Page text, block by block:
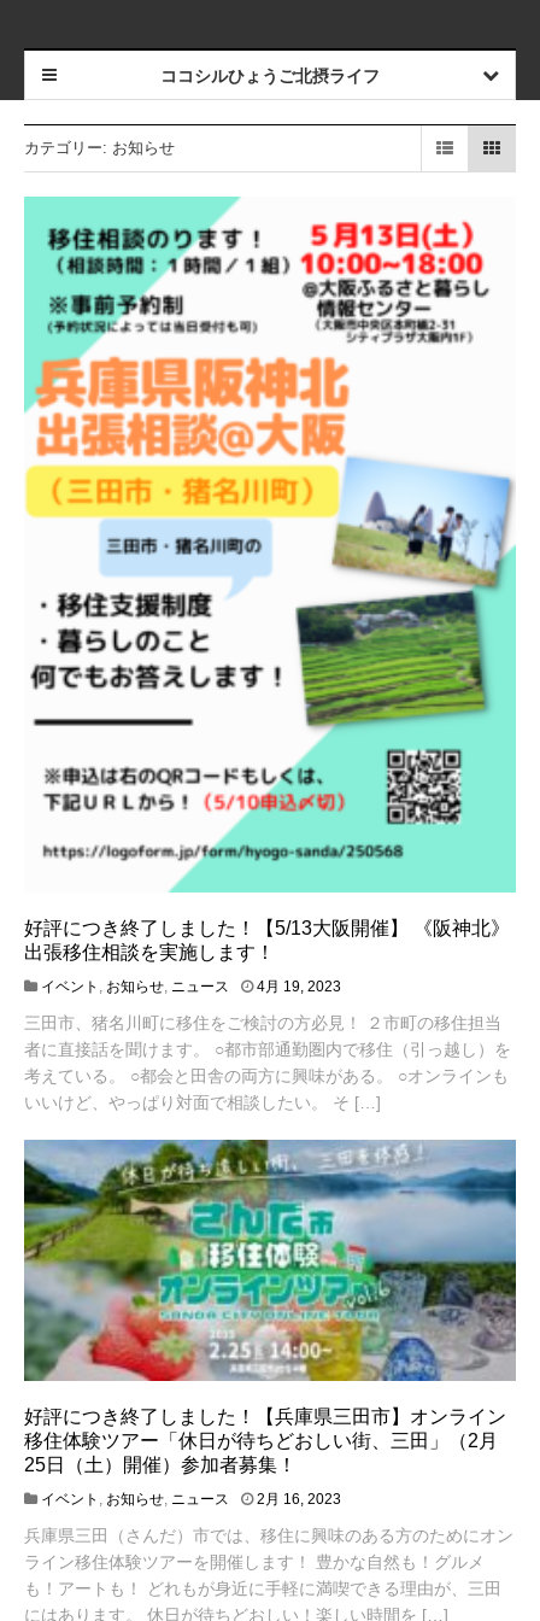
ココシルひょうご北摂ライフ
カテゴリー: お知らせ
好評につき終了しました！【5/13大阪開催】 《阪神北》
出張移住相談を実施します！
イベント お知らせ ニュース 4月 19, 20231
月
1
7
2
2
3
三田市、猪名川町に移住をご検討の方必見！ ２市町の移住担当
者に直接話を聞けます。 ○都市部通勤圏内で移住（引っ越し）を
考えている。 ○都会と田舎の両方に興味がある。 ○オンラインも
いいけど、やっぱり対面で相談したい。 そ […]
好評につき終了しました！【兵庫県三田市】オンライン
移住体験ツアー「休日が待ちどおしい街、三田」（2月
25日（土）開催）参加者募集！
イベント , お知らせ, ニュース 2月 16, 20234
1
9
,
2
兵庫県三田（さんだ）市では、移住に興味のある方のためにオン
ライン移住体験ツアーを開催します！ 豊かな自然も！グルメ
も！アートも！ どれもが身近に手軽に満喫できる理由が、三田
にはあります。 休日が待ちどおしい！楽しい時間を […]